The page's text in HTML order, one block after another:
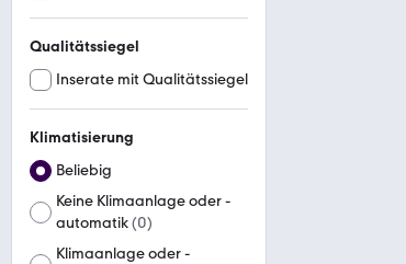
Qualitätssiegel
Inserate mit Qualitätssiegel
Klimatisierung
Beliebig
Keine Klimaanlage oder -
automatik(0)
Klimaanlage oder -